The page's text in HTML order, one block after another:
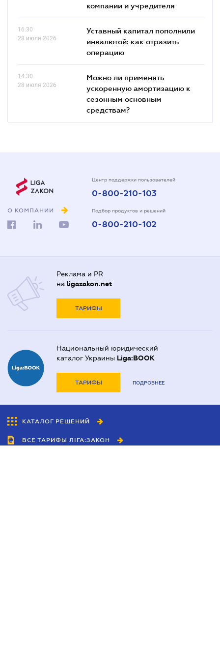
компании и учредителя
16.30
28 июля 2026
Уставный капитал пополнили
инвалютой: как отразить
операцию
14.30
28 июля 2026
Можно ли применять
ускоренную амортизацию к
сезонным основным
средствам?
О КОМПАНИИ
Центр поддержки пользователей
0-800-210-103
Подбор продуктов и решений
0-800-210-102
Реклама и PR
на ligazakon.net
ТАРИФЫ
Национальный юридический
каталог Украины Liga:BOOK
ТАРИФЫ ПОДРОБНЕЕ
КАТАЛОГ РЕШЕНИЙ
ВСЕ ТАРИФЫ ЛІГА:ЗАКОН